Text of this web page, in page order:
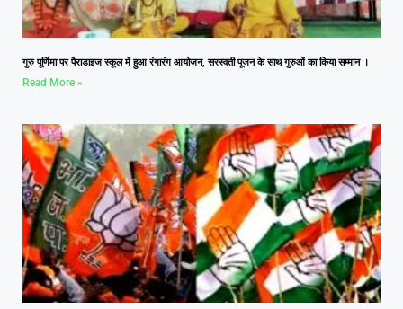
गुरु पूर्णिमा पर पैराडाइज स्कूल में हुआ रंगारंग आयोजन, सरस्वती पूजन के साथ गुरुओं का किया सम्मान ।
Read More »